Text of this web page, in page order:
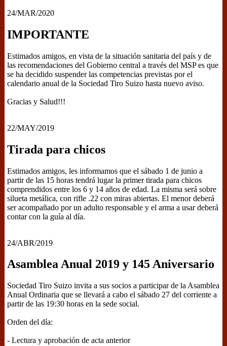
24/MAR/2020
IMPORTANTE
Estimados amigos, en vista de la situación sanitaria del país y de
las recomendaciones del Gobierno central a través del MSP es que
se ha decidido suspender las competencias previstas por el
calendario anual de la Sociedad Tiro Suizo hasta nuevo aviso.
Gracias y Salud!!!
22/MAY/2019
Tirada para chicos
Estimados amigos, les informamos que el sábado 1 de junio a
partir de las 15 horas tendrá lugar la primer tirada para chicos
comprendidos entre los 6 y 14 años de edad. La misma será sobre
silueta metálica, con rifle .22 con miras abiertas. El menor deberá
ser acompañado por un adulto responsable y el arma a usar deberá
contar con la guía al día.
24/ABR/2019
Asamblea Anual 2019 y 145 Aniversario
Sociedad Tiro Suizo invita a sus socios a participar de la Asamblea
Anual Ordinaria que se llevará a cabo el sábado 27 del corriente a
partir de las 19:30 horas en la sede social.
Orden del día:
- Lectura y aprobación de acta anterior